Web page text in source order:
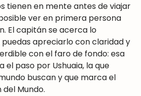
tienen en mente antes de viajar
ver en primera persona
El capitán se acerca lo
apreciarlo con claridad y
con el faro de fondo: esa
paso por Ushuaia, la que
buscan y que marca el
Mundo.